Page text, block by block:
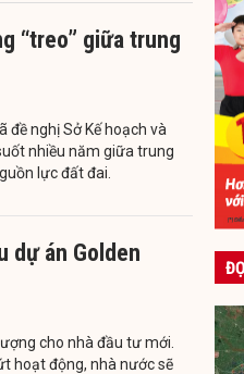
“treo” giữa trung
đề nghị Sở Kế hoạch và
nhiều năm giữa trung
lực đất đai.
dự án Golden
cho nhà đầu tư mới.
hoạt động, nhà nước sẽ